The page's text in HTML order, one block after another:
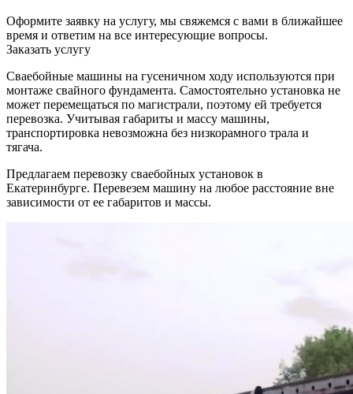
Оформите заявку на услугу, мы свяжемся с вами в ближайшее
время и ответим на все интересующие вопросы.
Заказать услугу
Сваебойные машины на гусеничном ходу используются при
монтаже свайного фундамента. Самостоятельно установка не
может перемещаться по магистрали, поэтому ей требуется
перевозка. Учитывая габариты и массу машины,
транспортировка невозможна без низкорамного трала и
тягача.
Предлагаем перевозку сваебойных установок в
Екатеринбурге. Перевезем машину на любое расстояние вне
зависимости от ее габаритов и массы.